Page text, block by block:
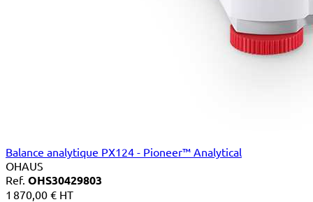
Balance analytique PX124 - Pioneer™ Analytical
OHAUS
Ref. OHS30429803
1 870,00 € HT